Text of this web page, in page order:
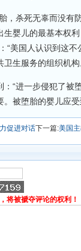
，杀死无辜而没有
生婴儿的最基本权
“美国人认识到这
生服务的组织机构
“进一步侵犯了被
。被堕胎的婴儿应
促进对话下一篇:美国
将被褫夺评论的权利！